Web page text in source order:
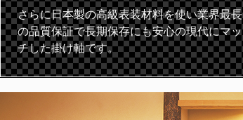
さらに日本製の高級表装材料を使い業界最長
の品質保証で長期保存にも安心の現代にマッ
チした掛け軸です。